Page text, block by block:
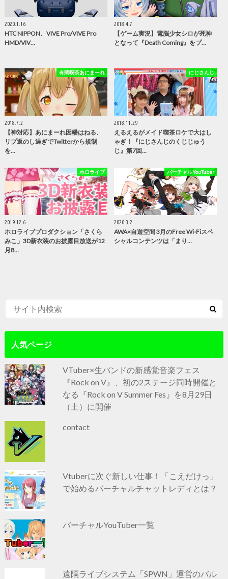
2020.1.16
HTC NIPPON、VIVE Pro/VIVE Pro
HMD/VIV…
2018.4.7
【ゲーム実況】電脳少女シロが死神
となって『Death Coming』をプ…
有閑喫茶あにまーれ
2018.7.2
【神対応】あにまーれ因幡はねる、
リプ返のし過ぎでTwitterから規制
を…
にじさんじ
2018.11.29
えるえるがメイド喫茶ロケで大はし
ゃぎ！『にじさんじのくじじゅう
じ』第7回…
ホロライブ
2019.12.6
ホロライブプロダクション「さくら
みこ」3D新衣装のお披露目放送が12
月8…
バーチャルYouTuber
2020.3.2
AWA×自遊空間 3月のFree Wi-Fiスペ
シャルコンテンツは「まり…
人気ページ
VTuber×生バンドの新感覚音楽フェス
『Rock on V』、初の2ステージ同時開催と
なる『Rock on V Summer Fes』を8月29日
（土）に開催
contact
Vtuberに次ぐ新しい仕事！「こえだけっ」
で始めるバーチャルチャットレディとは？
バーチャルYouTuber一覧
遠隔ライブシステム「SPWN」運営のバル